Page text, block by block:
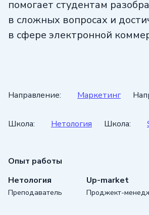
помогает студентам
в сложных вопросах и
в сфере электронной
Направление: Маркетинг
Школа: Нетология Школа:
Опыт работы
Нетология
Преподаватель
Up-market
Проджект-